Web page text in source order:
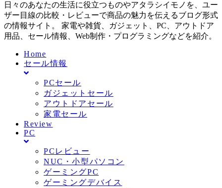
日々のあなたの生活に役立つものやアタラシイモノを、ユー
ザー目線の比較・レビューで商品の魅力を伝えるブログ形式
の情報サイト。 家電や雑貨、ガジェット、PC、アウトドア
用品、セール情報、Web制作・プログラミングなどを紹介。
Home
セール情報
PCセール
ガジェットセール
アウトドアセール
家電セール
Review
PC
PCレビュー
NUC・小型パソコン
ゲーミングPC
ゲーミングデバイス